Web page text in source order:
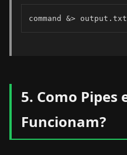
command &> output.txt
5. Como Pipes
Funcionam?